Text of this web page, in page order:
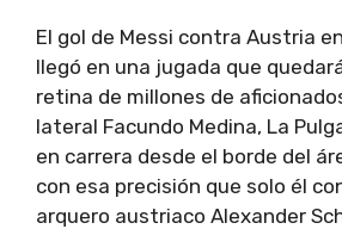
El gol de Messi contra Austria
llegó en una jugada que
retina de millones de
lateral Facundo Medina, La
en carrera desde el borde del
con esa precisión que solo él
arquero austriaco Alexander